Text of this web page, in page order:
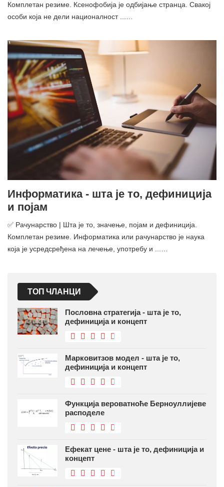
Комплетан резиме. Ксенофобија је одбијање странца. Свакој
особи која не дели националност ...…
Информатика - шта је то, дефиниција
и појам
✅ Рачунарство | Шта је то, значење, појам и дефиниција.
Комплетан резиме. Информатика или рачунарство је наука
која је усредсређена на лечење, употребу и ...…
ТОП ЧЛАНЦИ
Пословна стратегија - шта је то,
дефиниција и концепт
Марковитзов модел - шта је то,
дефиниција и концепт
Функција вероватноће Берноуллијеве
расподеле
Ефекат цене - шта је то, дефиниција и
концепт